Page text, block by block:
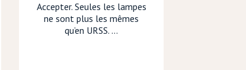
Accepter. Seules les lampes
ne sont plus les mêmes
qu’en URSS. ...